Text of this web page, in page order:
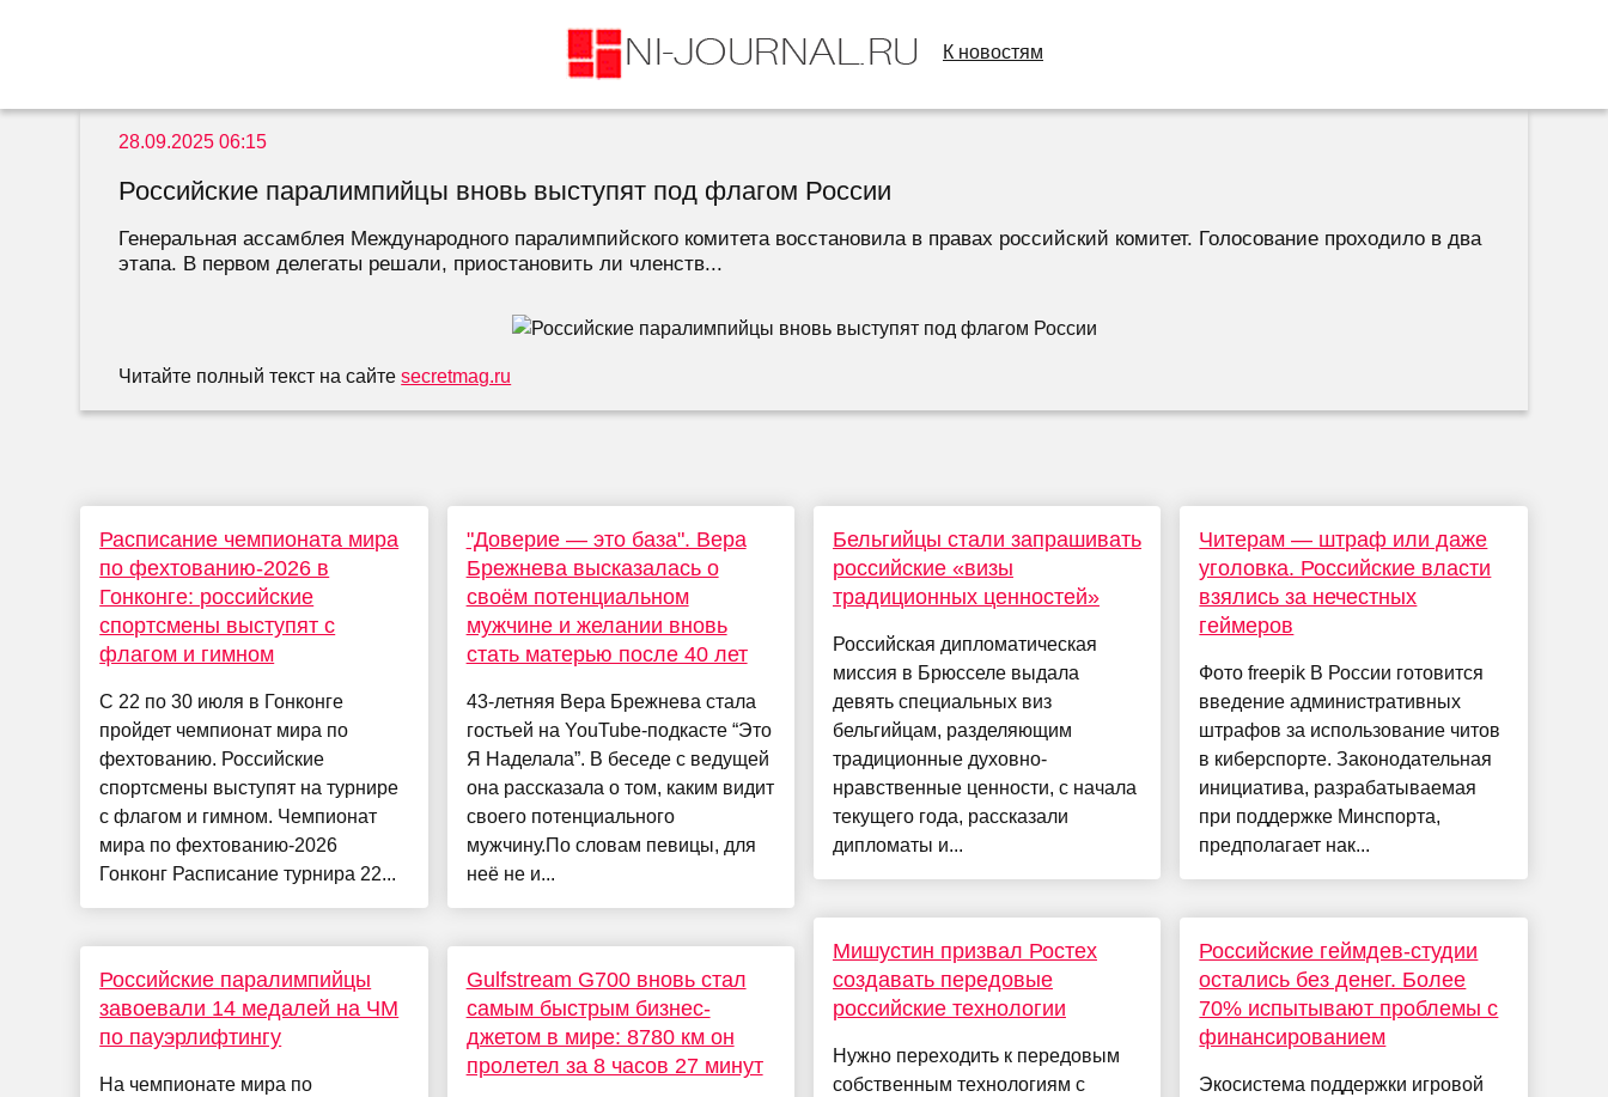
К новостям
28.09.2025 06:15
Российские паралимпийцы вновь выступят под флагом России
Генеральная ассамблея Международного паралимпийского комитета восстановила в правах российский комитет. Голосование проходило в два
этапа. В первом делегаты решали, приостановить ли членств...
Читайте полный текст на сайтеsecretmag.ru
Расписание чемпионата мира
по фехтованию-2026 в
Гонконге: российские
спортсмены выступят с
флагом и гимном
С 22 по 30 июля в Гонконге
пройдет чемпионат мира по
фехтованию. Российские
спортсмены выступят на турнире
с флагом и гимном. Чемпионат
мира по фехтованию-2026
Гонконг Расписание турнира 22...
Российские паралимпийцы
завоевали 14 медалей на ЧМ
по пауэрлифтингу
На чемпионате мира по
"Доверие — это база". Вера
Брежнева высказалась о
своём потенциальном
мужчине и желании вновь
стать матерью после 40 лет
43-летняя Вера Брежнева стала
гостьей на YouTube-подкасте “Это
Я Наделала”. В беседе с ведущей
она рассказала о том, каким видит
своего потенциального
мужчину.По словам певицы, для
неё не и...
Gulfstream G700 вновь стал
самым быстрым бизнес-
джетом в мире: 8780 км он
пролетел за 8 часов 27 минут
Бельгийцы стали запрашивать
российские «визы
традиционных ценностей»
Российская дипломатическая
миссия в Брюсселе выдала
девять специальных виз
бельгийцам, разделяющим
традиционные духовно-
нравственные ценности, с начала
текущего года, рассказали
дипломаты и...
Мишустин призвал Ростех
создавать передовые
российские технологии
Нужно переходить к передовым
собственным технологиям с
Читерам — штраф или даже
уголовка. Российские власти
взялись за нечестных
геймеров
Фото freepik В России готовится
введение административных
штрафов за использование читов
в киберспорте. Законодательная
инициатива, разрабатываемая
при поддержке Минспорта,
предполагает нак...
Российские геймдев-студии
остались без денег. Более
70% испытывают проблемы с
финансированием
Экосистема поддержки игровой